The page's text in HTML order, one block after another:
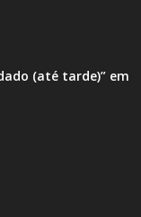
(até tarde)” em